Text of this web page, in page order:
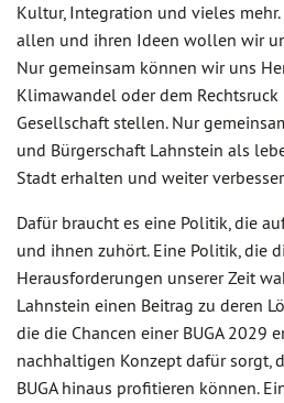
Kultur, Integration und vieles
allen und ihren Ideen wollen wir
Nur gemeinsam können wir uns
Klimawandel oder dem
Gesellschaft stellen. Nur
und Bürgerschaft Lahnstein als
Stadt erhalten und weiter
Dafür braucht es eine Politik, die
und ihnen zuhört. Eine Politik, die
Herausforderungen unserer Zeit
Lahnstein einen Beitrag zu deren
die die Chancen einer BUGA 2029
nachhaltigen Konzept dafür sorgt,
BUGA hinaus profitieren können.